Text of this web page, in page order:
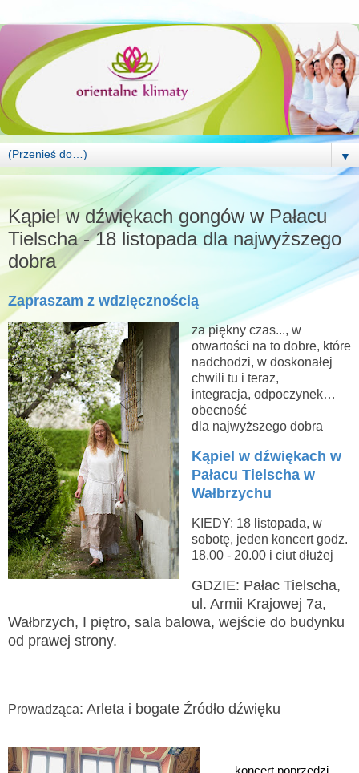
▼
WTOREK, 17 PAŹDZIERNIKA 2023
Kąpiel w dźwiękach gongów w Pałacu
Tielscha - 18 listopada dla najwyższego
dobra
Zapraszam z wdzięcznością
za piękny czas..., w
otwartości na to dobre, które
nadchodzi, w doskonałej
chwili tu i teraz,
integracja, odpoczynek…
obecność
dla najwyższego dobra
Kąpiel w dźwiękach w
Pałacu Tielscha w
Wałbrzychu
KIEDY: 18 listopada, w
sobotę, jeden koncert godz.
18.00 - 20.00 i ciut dłużej
GDZIE: Pałac Tielscha,
ul. Armii Krajowej 7a,
Wałbrzych, I piętro, sala balowa, wejście do budynku
od prawej strony.
Prowadząca: Arleta i bogate Źródło dźwięku